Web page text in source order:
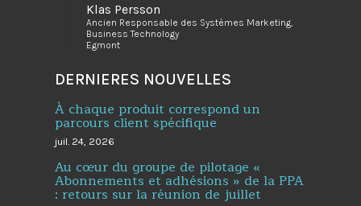
Klas Persson
Ancien Responsable des Systèmes Marketing,
Business Technology
Egmont
DERNIERES NOUVELLES
À chaque produit correspond un
parcours client spécifique
juil. 24, 2026
Au cœur du groupe de pilotage «
Abonnements et adhésions » de la PPA
: retours sur la réunion de juillet